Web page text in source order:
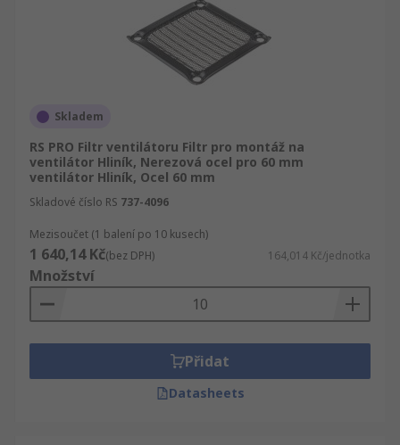
Skladem
RS PRO Filtr ventilátoru Filtr pro montáž na
ventilátor Hliník, Nerezová ocel pro 60 mm
ventilátor Hliník, Ocel 60 mm
Skladové číslo RS 737-4096
Mezisoučet (1 balení po 10 kusech)
1 640,14 Kč(bez DPH) 164,014 Kč/jednotka
Množství
Přidat
Datasheets